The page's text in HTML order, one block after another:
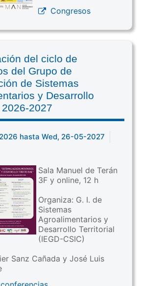
Congresos
del ciclo de
del Grupo de
de Sistemas
y Desarrollo
2027
hasta Wed, 26-05-2027
Sala Manuel de Terán
3F y online, 12 h
Organiza: G. I. de
Sistemas
Agroalimentarios y
Desarrollo Territorial
(IEGD-CSIC)
Sanz Cañada y José Luis